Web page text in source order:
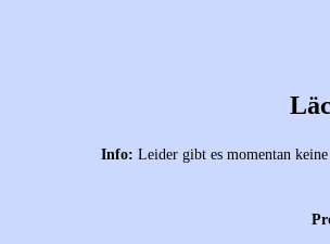
Info: Leider gibt es momentan